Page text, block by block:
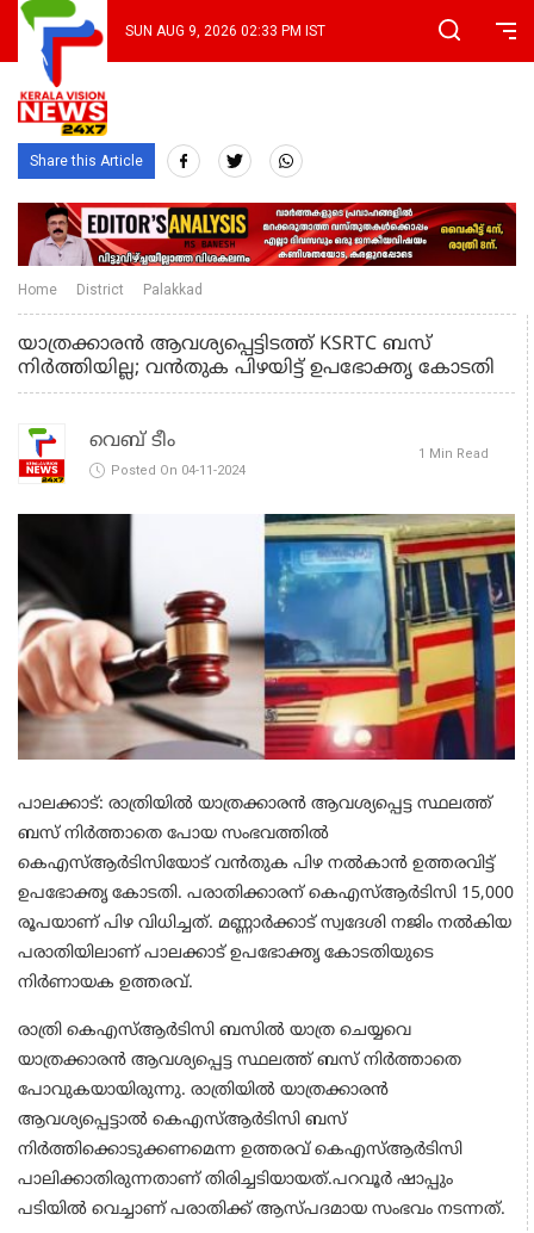
SUN AUG 9, 2026 02:33 PM IST
Share this Article
Home District Palakkad
യാത്രക്കാരൻ ആവശ്യപ്പെട്ടിടത്ത് KSRTC ബസ്
നിർത്തിയില്ല; വൻതുക പിഴയിട്ട് ഉപഭോക്തൃ കോടതി
വെബ് ടീം
Posted On 04-11-2024
1 Min Read
പാലക്കാട്: രാത്രിയിൽ യാത്രക്കാരൻ ആവശ്യപ്പെട്ട സ്ഥലത്ത്
ബസ് നിർത്താതെ പോയ സംഭവത്തിൽ
കെഎസ്‌ആർടിസിയോട് വൻതുക പിഴ നൽകാൻ ഉത്തരവിട്ട്
ഉപഭോക്തൃ കോടതി. പരാതിക്കാരന് കെഎസ്‌ആർടിസി 15,000
രൂപയാണ് പിഴ വിധിച്ചത്. മണ്ണാർക്കാട് സ്വദേശി നജിം നൽകിയ
പരാതിയിലാണ് പാലക്കാട് ഉപഭോക്തൃ കോടതിയുടെ
നിർണായക ഉത്തരവ്.
രാത്രി കെഎസ്‌ആർടിസി ബസിൽ യാത്ര ചെയ്യവെ
യാത്രക്കാരൻ ആവശ്യപ്പെട്ട സ്ഥലത്ത് ബസ് നിർത്താതെ
പോവുകയായിരുന്നു. രാത്രിയിൽ യാത്രക്കാരൻ
ആവശ്യപ്പെട്ടാൽ കെഎസ്‌ആർടിസി ബസ്
നിർത്തിക്കൊടുക്കണമെന്ന ഉത്തരവ് കെഎസ്‌ആർടിസി
പാലിക്കാതിരുന്നതാണ് തിരിച്ചടിയായത്.പറവൂർ ഷാപ്പും
പടിയിൽ വെച്ചാണ് പരാതിക്ക് ആസ്പദമായ സംഭവം നടന്നത്.